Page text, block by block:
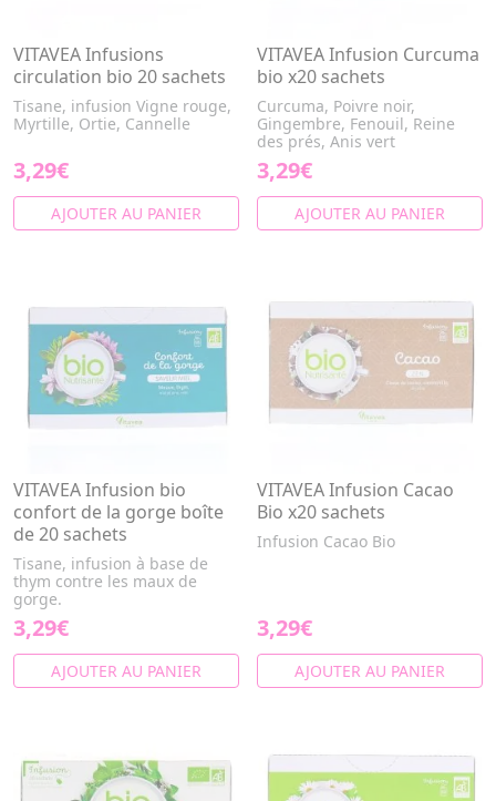
VITAVEA Infusions
circulation bio 20 sachets
Tisane, infusion Vigne rouge,
Myrtille, Ortie, Cannelle
3,29€
AJOUTER AU PANIER
VITAVEA Infusion Curcuma
bio x20 sachets
Curcuma, Poivre noir,
Gingembre, Fenouil, Reine
des prés, Anis vert
3,29€
AJOUTER AU PANIER
VITAVEA Infusion bio
confort de la gorge boîte
de 20 sachets
Tisane, infusion à base de
thym contre les maux de
gorge.
3,29€
AJOUTER AU PANIER
VITAVEA Infusion Cacao
Bio x20 sachets
Infusion Cacao Bio
3,29€
AJOUTER AU PANIER